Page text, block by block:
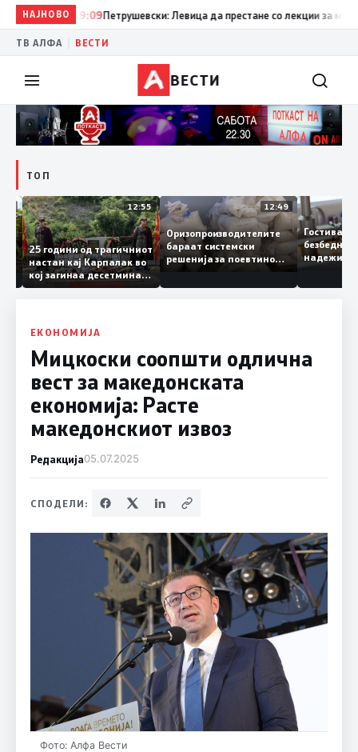
НАЈНОВО19:09Петрушевски: Левица да престане со лекции за морал
ТВ АЛФА ВЕСТИ
ВЕСТИ
ТОП
13:04 12:55
25 години од трагичниот
настан кај Карпалак во
кој загинаа десетмина
македонски бранители
12:49
Оризопроизводителите
бараат системски
решенија за поевтино
производство
ЕКОНОМИЈА
Мицкоски соопшти одлична
вест за македонската
економија: Расте
македонскиот извоз
Редакција05.07.2025
СПОДЕЛИ:
Фото: Алфа Вести